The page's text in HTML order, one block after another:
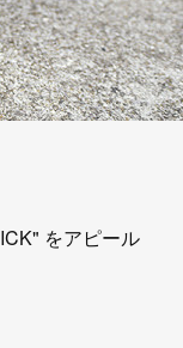
をアピール